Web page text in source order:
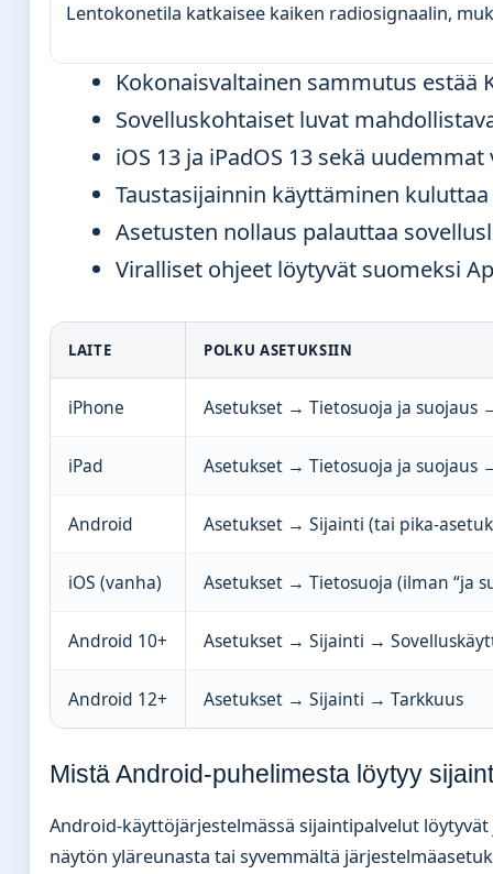
Lentokonetila katkaisee kaiken radiosignaalin,
Kokonaisvaltainen sammutus estää
Sovelluskohtaiset luvat
iOS 13 ja iPadOS 13 sekä
Taustasijainnin käyttäminen
Asetusten nollaus palauttaa
Viralliset ohjeet löytyvät suomeksi
LAITE POLKU ASETUKSIIN
iPhone Asetukset → Tietosuoja ja suojaus
iPad Asetukset → Tietosuoja ja suojaus
Android Asetukset → Sijainti (tai pika-
iOS (vanha) Asetukset → Tietosuoja (ilman “ja
Android 10+ Asetukset → Sijainti →
Android 12+ Asetukset → Sijainti → Tarkkuus
Mistä Android-puhelimesta löytyy
Android-käyttöjärjestelmässä sijaintipalvelut
näytön yläreunasta tai syvemmältä